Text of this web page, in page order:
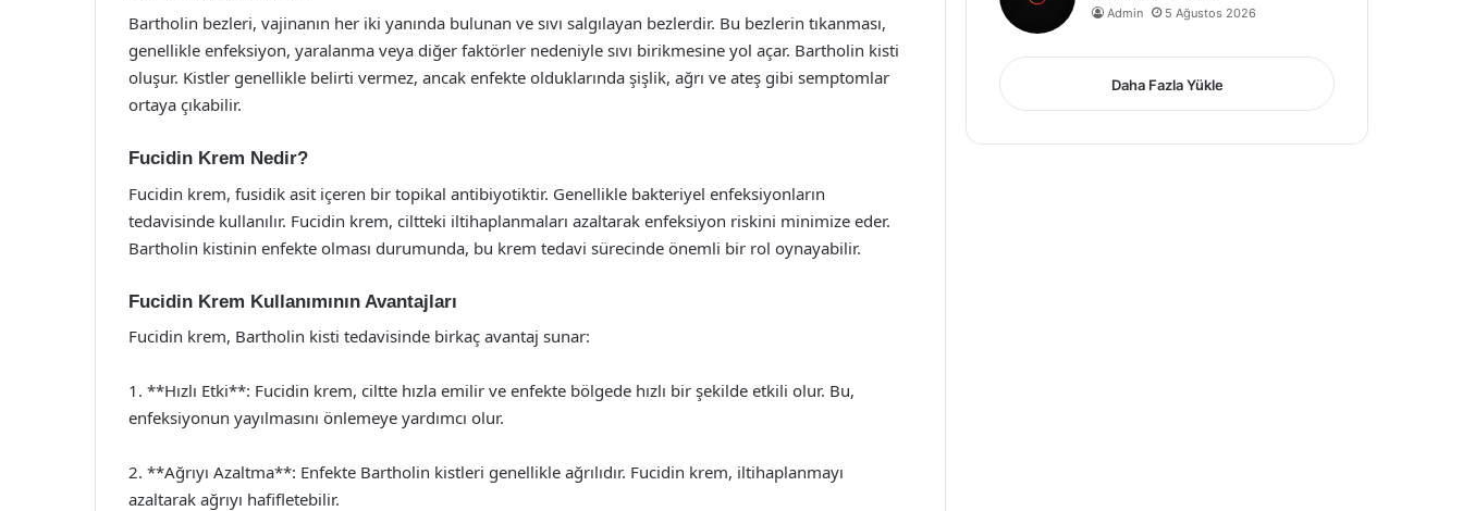
Bartholin bezleri, vajinanın her iki yanında bulunan ve sıvı salgılayan bezlerdir. Bu bezlerin tıkanması,
genellikle enfeksiyon, yaralanma veya diğer faktörler nedeniyle sıvı birikmesine yol açar. Bartholin kisti
oluşur. Kistler genellikle belirti vermez, ancak enfekte olduklarında şişlik, ağrı ve ateş gibi semptomlar
ortaya çıkabilir.
Fucidin Krem Nedir?
Fucidin krem, fusidik asit içeren bir topikal antibiyotiktir. Genellikle bakteriyel enfeksiyonların
tedavisinde kullanılır. Fucidin krem, ciltteki iltihaplanmaları azaltarak enfeksiyon riskini minimize eder.
Bartholin kistinin enfekte olması durumunda, bu krem tedavi sürecinde önemli bir rol oynayabilir.
Fucidin Krem Kullanımının Avantajları
Fucidin krem, Bartholin kisti tedavisinde birkaç avantaj sunar:
1. **Hızlı Etki**: Fucidin krem, ciltte hızla emilir ve enfekte bölgede hızlı bir şekilde etkili olur. Bu,
enfeksiyonun yayılmasını önlemeye yardımcı olur.
2. **Ağrıyı Azaltma**: Enfekte Bartholin kistleri genellikle ağrılıdır. Fucidin krem, iltihaplanmayı
azaltarak ağrıyı hafifletebilir.
Admin 5 Ağustos 2026
Daha Fazla Yükle